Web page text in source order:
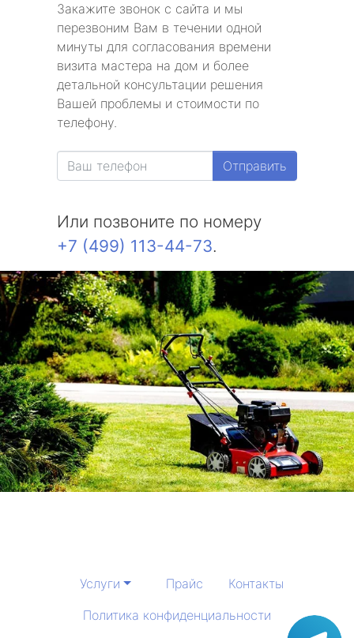
Закажите звонок с сайта и мы
перезвоним Вам в течении одной
минуты для согласования времени
визита мастера на дом и более
детальной консультации решения
Вашей проблемы и стоимости по
телефону.
Отправить
Или позвоните по номеру
+7 (499) 113-44-73.
Услуги Прайс
Контакты
Политика конфиденциальности